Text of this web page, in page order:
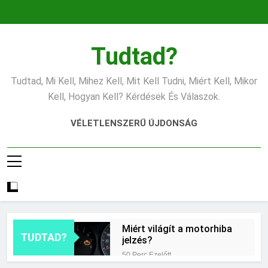
Tudtad?
Tudtad, Mi Kell, Mihez Kell, Mit Kell Tudni, Miért Kell, Mikor
Kell, Hogyan Kell? Kérdések És Válaszok.
VÉLETLENSZERŰ ÚJDONSÁG
TUDTAD?
Miért világít a motorhiba
jelzés?
50 Perc Ezelőtt